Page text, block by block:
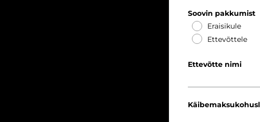
Soovin pakkumist
Eraisikule
Ettevõttele
Ettevõtte nimi